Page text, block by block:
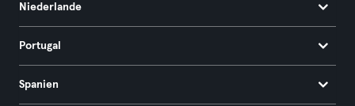
Niederlande
Portugal
Spanien